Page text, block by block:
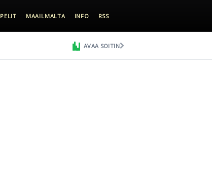
PELIT MAAILMALTA INFO RSS
AVAA SOITIN